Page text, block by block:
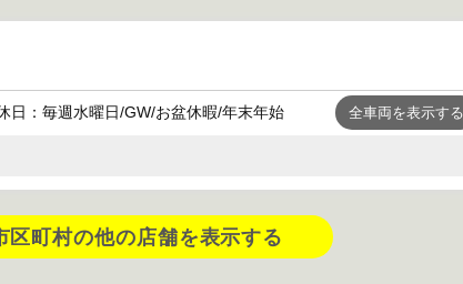
：毎週水曜日/GW/お盆休暇/年末年始 全車両を表示する
区町村の他の店舗を表示する